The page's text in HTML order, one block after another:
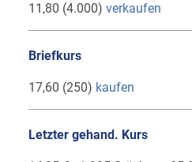
11,80 (4.000) verkaufen
Briefkurs
17,60 (250) kaufen
Letzter gehand. Kurs